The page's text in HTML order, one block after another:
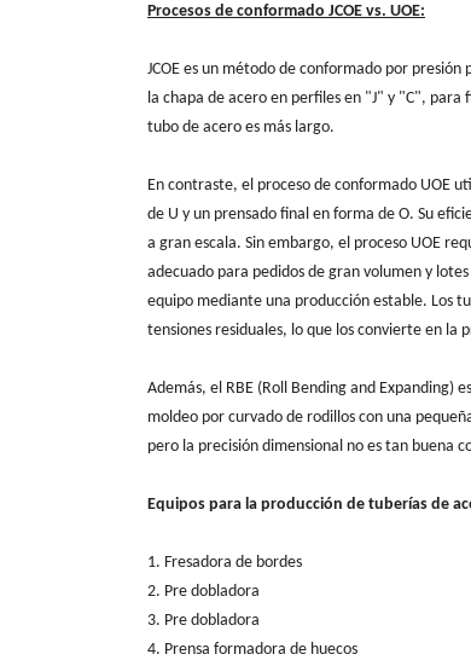
Procesos de conformado JCOE vs. UOE:
JCOE es un método de conformado por
la chapa de acero en perfiles en "J" y "C",
tubo de acero es más largo.
En contraste, el proceso de conformado UOE
de U y un prensado final en forma de O. Su
a gran escala. Sin embargo, el proceso UOE
adecuado para pedidos de gran volumen y
equipo mediante una producción estable. Los
tensiones residuales, lo que los convierte en
Además, el RBE (Roll Bending and Expanding)
moldeo por curvado de rodillos con una
pero la precisión dimensional no es tan buena
Equipos para la producción de tuberías de
1. Fresadora de bordes
2. Pre dobladora
3. Pre dobladora
4. Prensa formadora de huecos